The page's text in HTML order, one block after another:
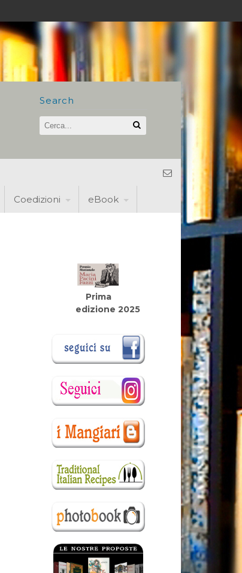
Search
Coedizioni eBook
Prima
edizione 2025